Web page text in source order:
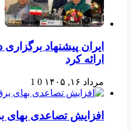
ایران پیشنهاد
ارائه کرد
مرداد ۱۶, ۱۴۰۵ 0
1
افزایش تصاعدی